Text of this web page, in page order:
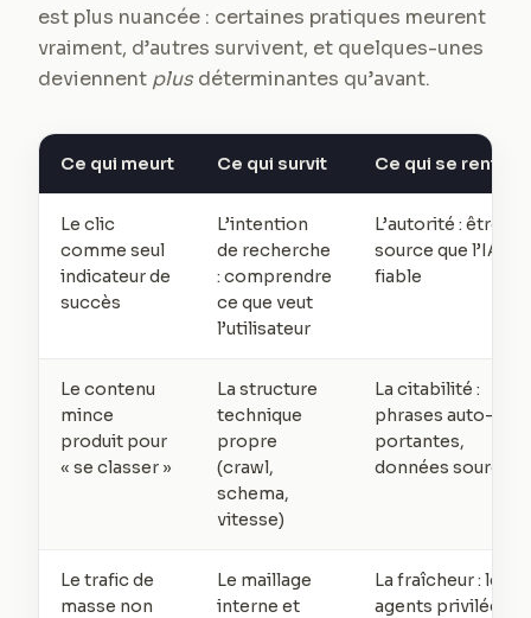
est plus nuancée : certaines pratiques meurent
vraiment, d’autres survivent, et quelques-unes
deviennent plus déterminantes qu’avant.
Ce qui meurt Ce qui survit Ce qui se
Le clic
comme seul
indicateur de
succès
L’intention
de recherche
: comprendre
ce que veut
l’utilisateur
L’autorité : être
source que l’IA
fiable
Le contenu
mince
produit pour
« se classer »
La structure
technique
propre
(crawl,
schema,
vitesse)
La citabilité :
phrases auto-
portantes,
données sourcées
Le trafic de
masse non
Le maillage
interne et
La fraîcheur : les
agents